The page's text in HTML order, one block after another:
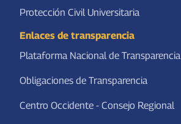
Protección Civil Universitaria
Enlaces de transparencia
Plataforma Nacional de Transparencia
Obligaciones de Transparencia
Centro Occidente - Consejo Regional